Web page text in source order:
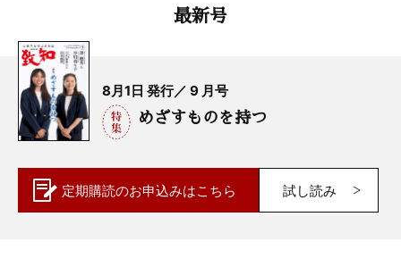
最新号
8月1日 発行／ 9 月号
めざすものを持つ
定期購読のお申込みはこちら 試し読み